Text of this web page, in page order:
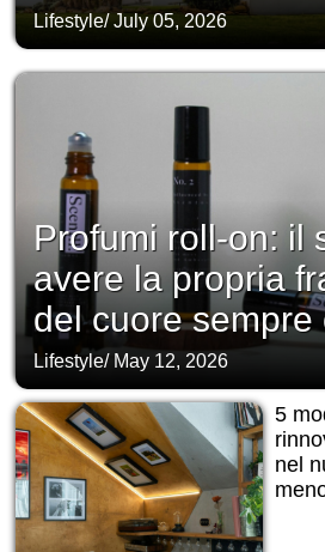
Lifestyle/July 05, 2026
Profumi roll-on: il
avere la propria
del cuore sempre
Lifestyle/ May 12, 2026
5
nel